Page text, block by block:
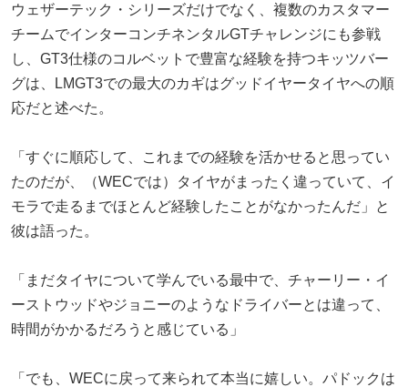
ウェザーテック・シリーズだけでなく、複数のカスタマー
チームでインターコンチネンタルGTチャレンジにも参戦
し、GT3仕様のコルベットで豊富な経験を持つキッツバー
グは、LMGT3での最大のカギはグッドイヤータイヤへの順
応だと述べた。
「すぐに順応して、これまでの経験を活かせると思ってい
たのだが、（WECでは）タイヤがまったく違っていて、イ
モラで走るまでほとんど経験したことがなかったんだ」と
彼は語った。
「まだタイヤについて学んでいる最中で、チャーリー・イ
ーストウッドやジョニーのようなドライバーとは違って、
時間がかかるだろうと感じている」
「でも、WECに戻って来られて本当に嬉しい。パドックは